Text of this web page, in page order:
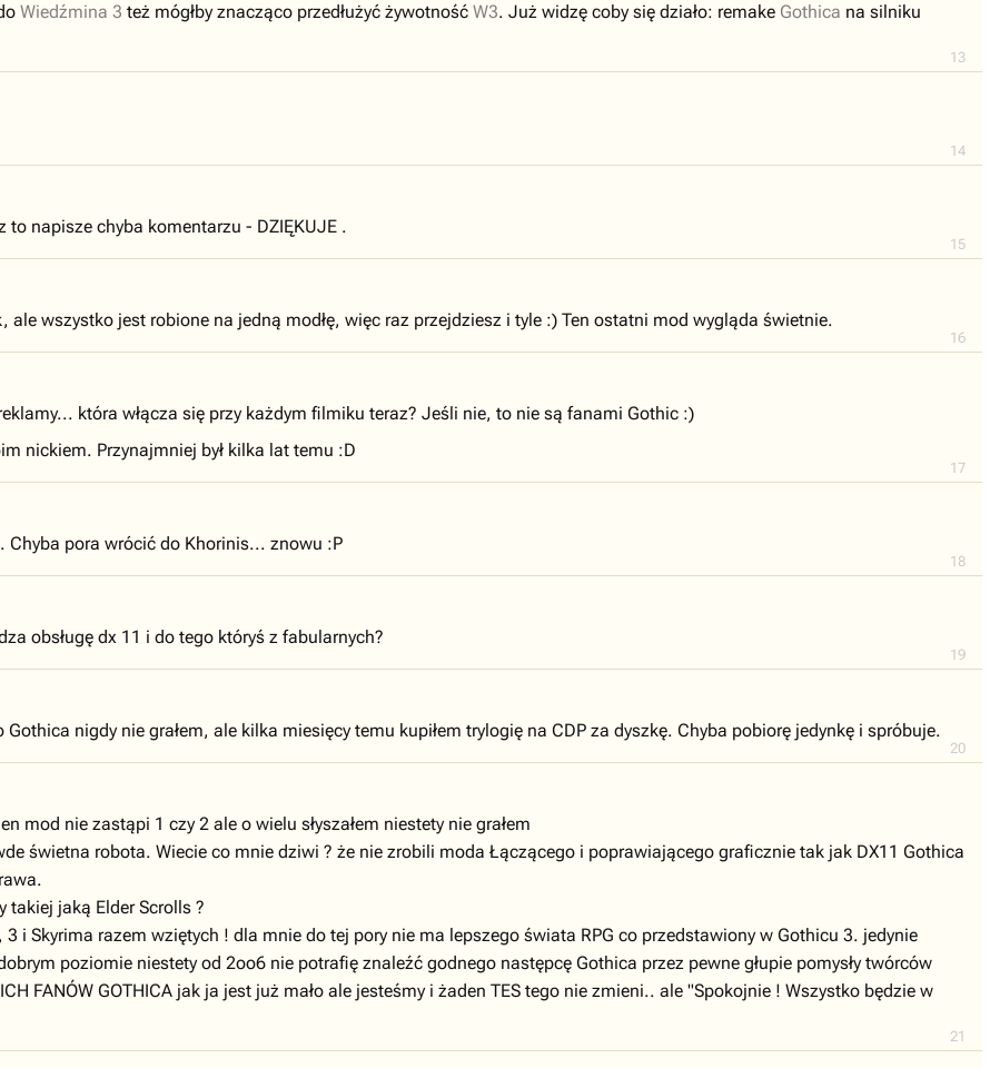
13
Wiedźmina 3 też mógłby znacząco przedłużyć żywotność W3. Już widzę coby się działo: remake Gothica na silniku
14
15
to napisze chyba komentarzu - DZIĘKUJE .
16
ale wszystko jest robione na jedną modłę, więc raz przejdziesz i tyle :) Ten ostatni mod wygląda świetnie.
17
która włącza się przy każdym filmiku teraz? Jeśli nie, to nie są fanami Gothic :)
nickiem. Przynajmniej był kilka lat temu :D
18
Chyba pora wrócić do Khorinis... znowu :P
19
obsługę dx 11 i do tego któryś z fabularnych?
20
nigdy nie grałem, ale kilka miesięcy temu kupiłem trylogię na CDP za dyszkę. Chyba pobiorę jedynkę i spróbuje.
21
mod nie zastąpi 1 czy 2 ale o wielu słyszałem niestety nie grałem
świetna robota. Wiecie co mnie dziwi ? że nie zrobili moda Łączącego i poprawiającego graficznie tak jak DX11 Gothica
takiej jaką Elder Scrolls ?
i Skyrima razem wziętych ! dla mnie do tej pory nie ma lepszego świata RPG co przedstawiony w Gothicu 3. jedynie
poziomie niestety od 2oo6 nie potrafię znaleźć godnego następcę Gothica przez pewne głupie pomysły twórców
FANÓW GOTHICA jak ja jest już mało ale jesteśmy i żaden TES tego nie zmieni.. ale "Spokojnie ! Wszystko będzie w